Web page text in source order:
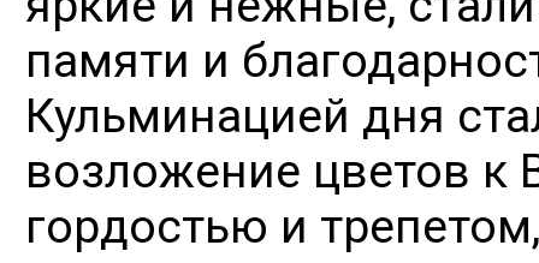
памяти и
Кульминацией дня
возложение цветов к
гордостью и